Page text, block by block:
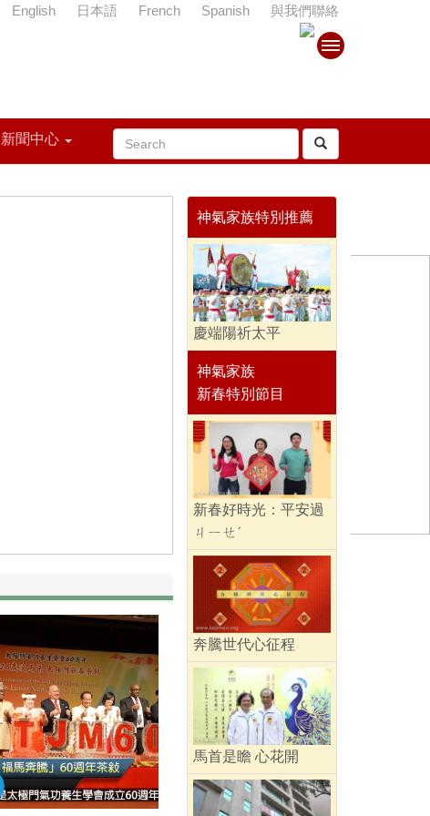
新聞中心
English 日本語 French Spanish 與我們聯絡
神氣家族特別推薦
慶端陽祈太平
神氣家族
新春特別節目
新春好時光：平安過
ㄐㄧㄝˊ
奔騰世代心征程
馬首是瞻 心花開